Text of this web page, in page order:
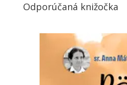
Odporúčaná knižočka